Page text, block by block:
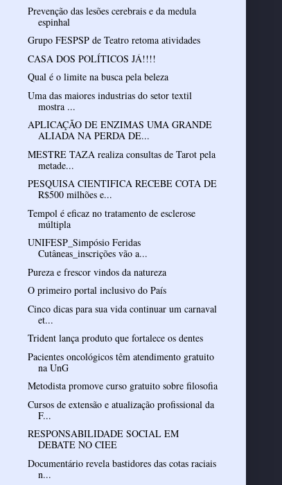
Prevenção das lesões cerebrais e da medula
espinhal
Grupo FESPSP de Teatro retoma atividades
CASA DOS POLÍTICOS JÁ!!!!
Qual é o limite na busca pela beleza
Uma das maiores industrias do setor textil
mostra ...
APLICAÇÃO DE ENZIMAS UMA GRANDE
ALIADA NA PERDA DE...
MESTRE TAZA realiza consultas de Tarot pela
metade...
PESQUISA CIENTIFICA RECEBE COTA DE
R$500 milhões e...
Tempol é eficaz no tratamento de esclerose
múltipla
UNIFESP_Simpósio Feridas
Cutâneas_inscrições vão a...
Pureza e frescor vindos da natureza
O primeiro portal inclusivo do País
Cinco dicas para sua vida continuar um carnaval
et...
Trident lança produto que fortalece os dentes
Pacientes oncológicos têm atendimento gratuito
na UnG
Metodista promove curso gratuito sobre filosofia
Cursos de extensão e atualização profissional da
F...
RESPONSABILIDADE SOCIAL EM
DEBATE NO CIEE
Documentário revela bastidores das cotas raciais
n...